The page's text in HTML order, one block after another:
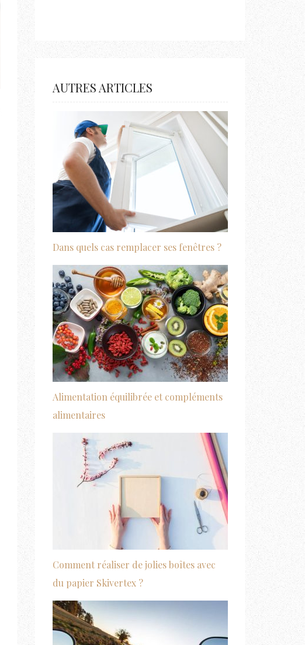
AUTRES ARTICLES
Dans quels cas remplacer ses fenêtres ?
Alimentation équilibrée et compléments
alimentaires
Comment réaliser de jolies boîtes avec
du papier Skivertex ?